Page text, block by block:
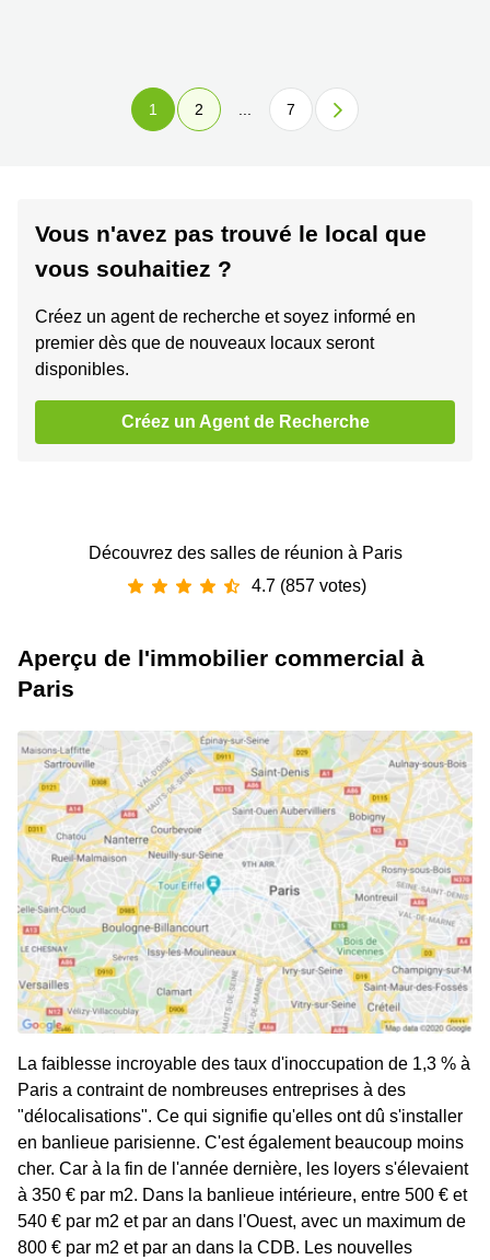
1 2 7
Vous n'avez pas trouvé le local que
vous souhaitiez ?
Créez un agent de recherche et soyez informé en
premier dès que de nouveaux locaux seront
disponibles.
Créez un Agent de Recherche
Découvrez des salles de réunion à Paris
4.7 (857 votes)
Aperçu de l'immobilier commercial à
Paris
La faiblesse incroyable des taux d'inoccupation de 1,3 % à
Paris a contraint de nombreuses entreprises à des
"délocalisations". Ce qui signifie qu'elles ont dû s'installer
en banlieue parisienne. C'est également beaucoup moins
cher. Car à la fin de l'année dernière, les loyers s'élevaient
à 350 € par m2. Dans la banlieue intérieure, entre 500 € et
540 € par m2 et par an dans l'Ouest, avec un maximum de
800 € par m2 et par an dans la CDB. Les nouvelles